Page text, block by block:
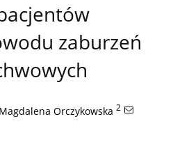
zaburzeń
Magdalena Orczykowska 2